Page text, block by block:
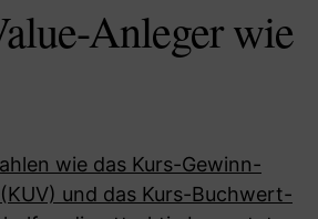
Anleger wie
wie das Kurs-Gewinn-
und das Kurs-Buchwert-